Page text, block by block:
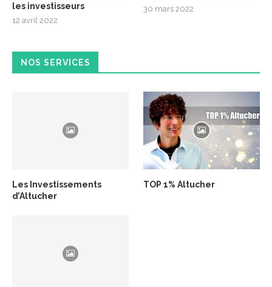
les investisseurs
12 avril 2022
30 mars 2022
NOS SERVICES
Les Investissements
d’Altucher
TOP 1% Altucher